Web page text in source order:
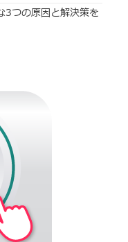
3つの原因と解決策を